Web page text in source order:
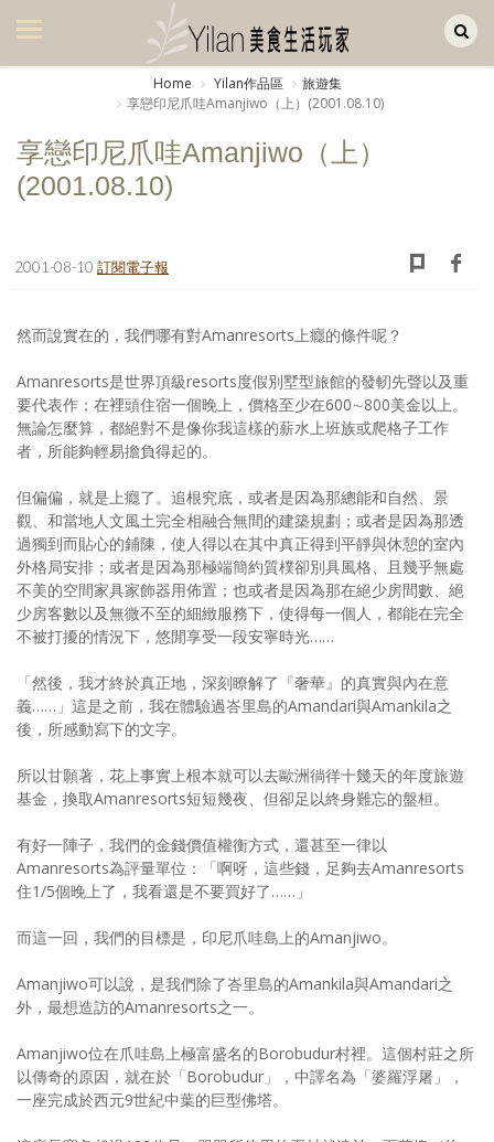
美食集
廚房集
旅遊集
書房集
日記簿
餐桌週記
照相簿
影音區
創意出版服務
關於Yilan
活動實況記錄
媒體報導一覽
合作與代言
訂閱電子報
Home Yilan作品區
旅遊集
享戀印尼爪哇Amanjiwo（上）(2001.08.10)
享戀印尼爪哇Amanjiwo（上）
(2001.08.10)
2001-08-10 訂閱電子報
然而說實在的，我們哪有對Amanresorts上癮的條件呢？
Amanresorts是世界頂級resorts度假別墅型旅館的發軔先聲以及重
要代表作；在裡頭住宿一個晚上，價格至少在600∼800美金以上。
無論怎麼算，都絕對不是像你我這樣的薪水上班族或爬格子工作
者，所能夠輕易擔負得起的。
但偏偏，就是上癮了。追根究底，或者是因為那總能和自然、景
觀、和當地人文風土完全相融合無間的建築規劃；或者是因為那透
過獨到而貼心的鋪陳，使人得以在其中真正得到平靜與休憩的室內
外格局安排；或者是因為那極端簡約質樸卻別具風格、且幾乎無處
不美的空間家具家飾器用佈置；也或者是因為那在絕少房間數、絕
少房客數以及無微不至的細緻服務下，使得每一個人，都能在完全
不被打擾的情況下，悠閒享受一段安寧時光……
「然後，我才終於真正地，深刻瞭解了『奢華』的真實與內在意
義……」這是之前，我在體驗過峇里島的Amandari與Amankila之
後，所感動寫下的文字。
所以甘願著，花上事實上根本就可以去歐洲徜徉十幾天的年度旅遊
基金，換取Amanresorts短短幾夜、但卻足以終身難忘的盤桓。
有好一陣子，我們的金錢價值權衡方式，還甚至一律以
Amanresorts為評量單位：「啊呀，這些錢，足夠去Amanresorts
住1/5個晚上了，我看還是不要買好了……」
而這一回，我們的目標是，印尼爪哇島上的Amanjiwo。
Amanjiwo可以說，是我們除了峇里島的Amankila與Amandari之
外，最想造訪的Amanresorts之一。
Amanjiwo位在爪哇島上極富盛名的Borobudur村裡。這個村莊之所
以傳奇的原因，就在於「Borobudur」，中譯名為「婆羅浮屠」，
一座完成於西元9世紀中葉的巨型佛塔。